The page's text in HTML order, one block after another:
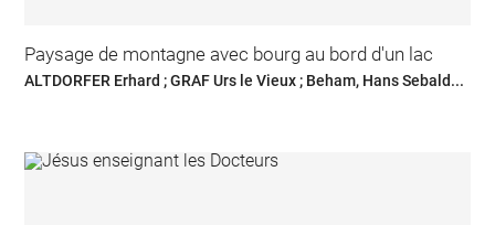
Paysage de montagne avec bourg au bord d'un lac
ALTDORFER Erhard ; GRAF Urs le Vieux ; Beham, Hans Sebald...